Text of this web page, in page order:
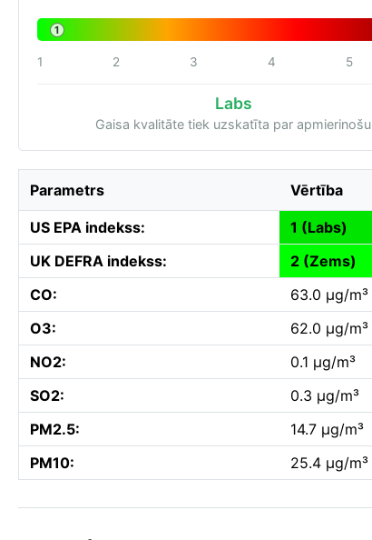
1
1 2 3 4 5
Labs
Gaisa kvalitāte tiek uzskatīta par apmierinošu
Parametrs Vērtība
US EPA indekss:
1 (Labs)
UK DEFRA indekss:
2 (Zems)
CO:
63.0 µg/m³
O3:
62.0 µg/m³
NO2:
0.1 µg/m³
SO2:
0.3 µg/m³
PM2.5:
14.7 µg/m³
PM10:
25.4 µg/m³